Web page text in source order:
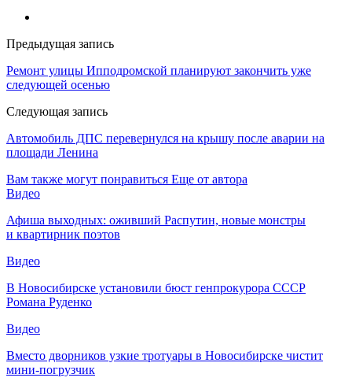
Предыдущая запись
Ремонт улицы Ипподромской планируют закончить уже
следующей осенью
Следующая запись
Автомобиль ДПС перевернулся на крышу после аварии на
площади Ленина
Вам также могут понравиться Еще от автора
Видео
Афиша выходных: оживший Распутин, новые монстры
и квартирник поэтов
Видео
В Новосибирске установили бюст генпрокурора СССР
Романа Руденко
Видео
Вместо дворников узкие тротуары в Новосибирске чистит
мини-погрузчик